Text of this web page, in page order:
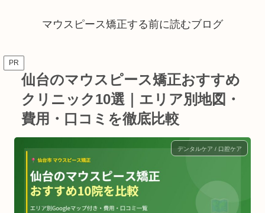
マウスピース矯正する前に読むブログ
PR
仙台のマウスピース矯正おすすめ
クリニック10選｜エリア別地図・
費用・口コミを徹底比較
デンタルケア / 口腔ケア